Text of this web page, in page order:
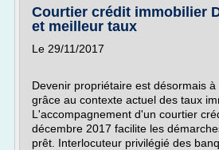
Courtier crédit immobilier
et meilleur taux
Le 29/11/2017
Devenir propriétaire est désormais à
grâce au contexte actuel des taux
L'accompagnement d'un courtier
décembre 2017 facilite les
prêt. Interlocuteur privilégié des